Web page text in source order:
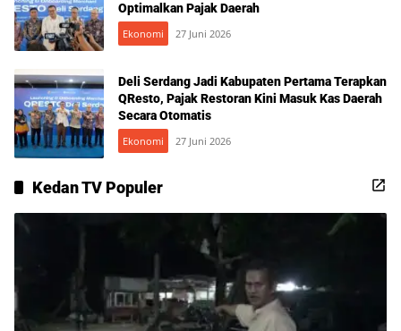
Optimalkan Pajak Daerah
Ekonomi 27 Juni 2026
Deli Serdang Jadi Kabupaten Pertama Terapkan
QResto, Pajak Restoran Kini Masuk Kas Daerah
Secara Otomatis
Ekonomi 27 Juni 2026
Kedan TV Populer